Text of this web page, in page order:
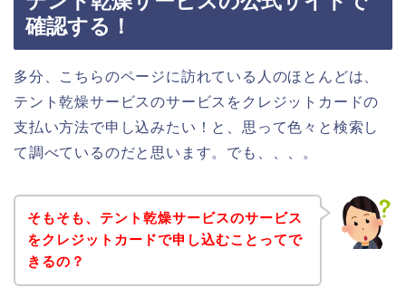
確認する！
多分、こちらのページに訪れている人のほとんどは、
テント乾燥サービスのサービスをクレジットカードの
支払い方法で申し込みたい！と、思って色々と検索し
て調べているのだと思います。でも、、、。
そもそも、テント乾燥サービスのサービス
をクレジットカードで申し込むことってで
きるの？